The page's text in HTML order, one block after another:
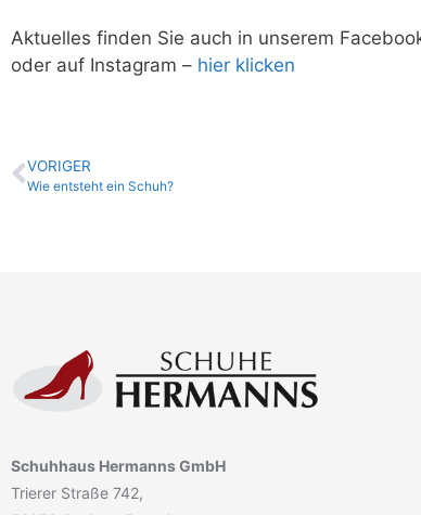
Aktuelles finden Sie auch in unserem
oder auf Instagram – hier klicken
VORIGER
Wie entsteht ein Schuh?
Schuhhaus Hermanns GmbH
Trierer Straße 742,